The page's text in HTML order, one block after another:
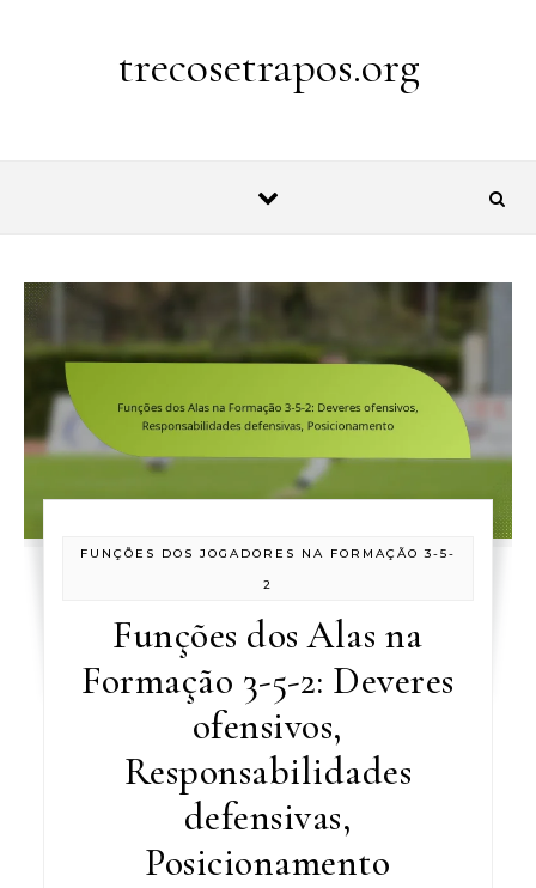
trecosetrapos.org
FUNÇÕES DOS JOGADORES NA FORMAÇÃO 3-5-
2
Funções dos Alas na
Formação 3-5-2: Deveres
ofensivos,
Responsabilidades
defensivas,
Posicionamento